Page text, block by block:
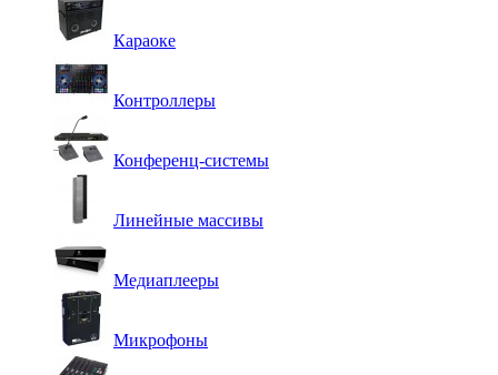
Караоке
Контроллеры
Конференц-системы
Линейные массивы
Медиаплееры
Микрофоны